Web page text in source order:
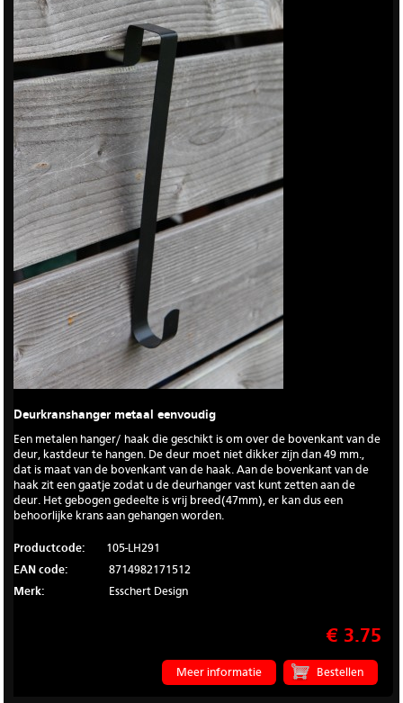
Deurkranshanger metaal eenvoudig
Een metalen hanger/ haak die geschikt is om over de bovenkant van de
deur, kastdeur te hangen. De deur moet niet dikker zijn dan 49 mm.,
dat is maat van de bovenkant van de haak. Aan de bovenkant van de
haak zit een gaatje zodat u de deurhanger vast kunt zetten aan de
deur. Het gebogen gedeelte is vrij breed(47mm), er kan dus een
behoorlijke krans aan gehangen worden.
Productcode:
105-LH291
EAN code:
8714982171512
Merk:
Esschert Design
€ 3.75
Meer informatie